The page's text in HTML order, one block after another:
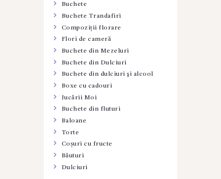
Buchete
Buchete Trandafiri
Compoziții florare
Flori de cameră
Buchete din Mezeluri
Buchete din Dulciuri
Buchete din dulciuri şi alcool
Boxe cu cadouri
Jucării Moi
Buchete din fluturi
Baloane
Torte
Coșuri cu fructe
Băuturi
Dulciuri